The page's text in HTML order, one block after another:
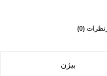
نظرات (0)
بیژن